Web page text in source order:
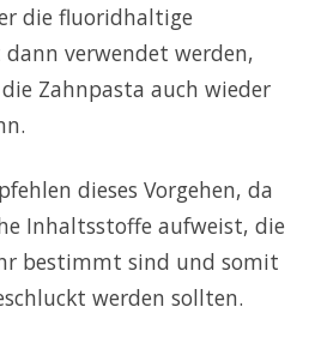
die fluoridhaltige
verwendet werden,
Zahnpasta auch wieder
dieses Vorgehen, da
Inhaltsstoffe aufweist, die
bestimmt sind und somit
werden sollten.